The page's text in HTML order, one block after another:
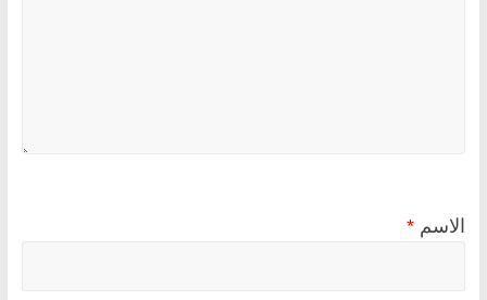
الاسم *